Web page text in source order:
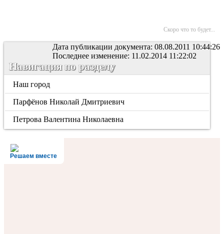
Скоро что то будет...
Дата публикации документа: 08.08.2011 10:44:26
Последнее изменение: 11.02.2014 11:22:02
Навигация по разделу
Наш город
Парфёнов Николай Дмитриевич
Петрова Валентина Николаевна
Решаем вместе